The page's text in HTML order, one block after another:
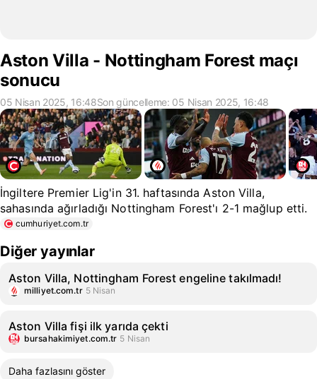
Aston Villa - Nottingham Forest maçı
sonucu
05 Nisan 2025, 16:48Son güncelleme: 05 Nisan 2025, 16:48
İngiltere Premier Lig'in 31. haftasında Aston Villa,
sahasında ağırladığı Nottingham Forest'ı 2-1 mağlup etti.
cumhuriyet.com.tr
Diğer yayınlar
Aston Villa, Nottingham Forest engeline takılmadı!
milliyet.com.tr 5 Nisan
Aston Villa fişi ilk yarıda çekti
bursahakimiyet.com.tr 5 Nisan
Daha fazlasını göster